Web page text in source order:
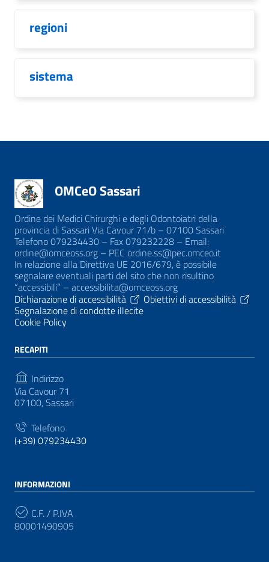
regioni
sistema
OMCeO Sassari
Ordine dei Medici Chirurghi e degli Odontoiatri della
provincia di Sassari Via Cavour 71/b – 07100 Sassari
Telefono 079234430 – Fax 079232228 – Email:
ordine@omceoss.org – PEC ordine.ss@pec.omceo.it
In relazione alla Direttiva UE 2016/679, è possibile
segnalare eventuali parti del sito che non risultino
“accessibili” – accessibilita@omceoss.org
Dichiarazione di accessibilità
Obiettivi di accessibilità
Segnalazione di condotte illecite
Cookie Policy
RECAPITI
Indirizzo
Via Cavour 71
07100, Sassari
Telefono
(+39) 079234430
INFORMAZIONI
C.F. / P.IVA
80001490905